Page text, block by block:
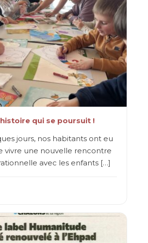
qui se poursuit !
jours, nos habitants ont eu
vivre une nouvelle rencontre
avec les enfants […]